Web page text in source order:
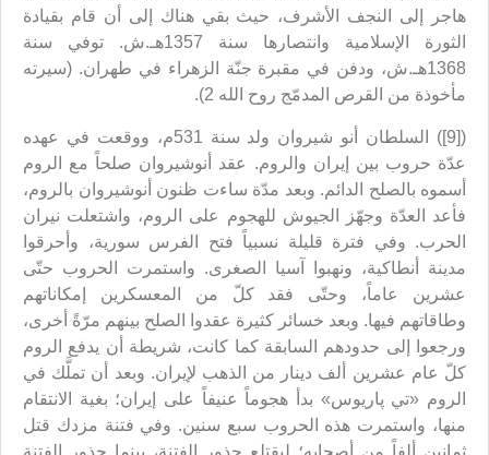
هاجر إلى النجف الأشرف، حيث بقي هناك إلى أن قام بقيادة
الثورة الإسلامية وانتصارها سنة 1357هـ.ش. توفي سنة
1368هـ.ش، ودفن في مقبرة جنّة الزهراء في طهران. (سيرته
مأخوذة من القرص المدمّج روح الله 2).
([9]) السلطان أنو شيروان ولد سنة 531م، ووقعت في عهده
عدّة حروب بين إيران والروم. عقد أنوشيروان صلحاً مع الروم
أسموه بالصلح الدائم. وبعد مدّة ساءت ظنون أنوشيروان بالروم،
فأعد العدّة وجهّز الجيوش للهجوم على الروم، واشتعلت نيران
الحرب. وفي فترة قليلة نسبياً فتح الفرس سورية، وأحرقوا
مدينة أنطاكية، ونهبوا آسيا الصغرى. واستمرت الحروب حتّى
عشرين عاماً، وحتّى فقد كلّ من المعسكرين إمكاناتهم
وطاقاتهم فيها. وبعد خسائر كثيرة عقدوا الصلح بينهم مرّةً أخرى،
ورجعوا إلى حدودهم السابقة كما كانت، شريطة أن يدفع الروم
كلّ عام عشرين ألف دينار من الذهب لإيران. وبعد أن تملَّك في
الروم «تي پاريوس» بدأ هجوماً عنيفاً على إيران؛ بغية الانتقام
منها، واستمرت هذه الحروب سبع سنين. وفي فتنة مزدك قتل
ثمانين ألفاً من أصحابه؛ ليقتلع جذور الفتنة، بينما جذور الفتنة